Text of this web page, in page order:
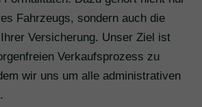
Fahrzeugs, sondern auch die
Versicherung. Unser Ziel ist
Verkaufsprozess zu
wir uns um alle administrativen